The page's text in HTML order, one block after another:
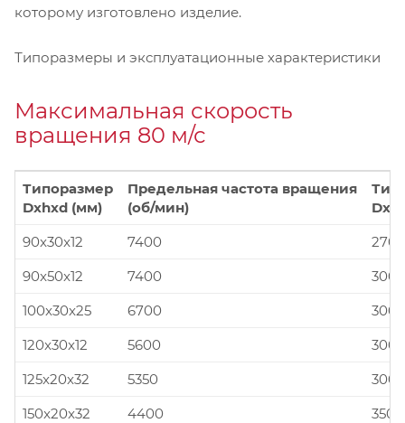
которому изготовлено изделие.
Типоразмеры и эксплуатационные характеристики
Максимальная скорость
вращения 80 м/с
Типоразмер
Dxhxd (мм)
Предельная частота вращения
(об/мин)
90x30x12
7400
90x50x12
7400
100x30x25
6700
120x30x12
5600
125x20x32
5350
150x20x32
4400